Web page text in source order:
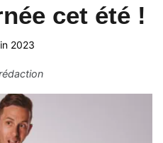
cet été !
2023